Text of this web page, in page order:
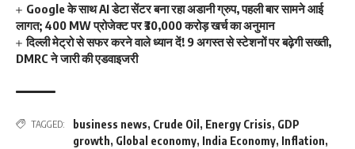
Google के साथ AI डेटा सेंटर बना रहा अडानी ग्रुप, पहली बार सामने आई
लागत; 400 MW प्रोजेक्ट पर ₹30,000 करोड़ खर्च का अनुमान
दिल्ली मेट्रो से सफर करने वाले ध्यान दें! 9 अगस्त से स्टेशनों पर बढ़ेगी सख्ती,
DMRC ने जारी की एडवाइजरी
TAGGED: business news, Crude Oil , Energy Crisis, GDP
growth, Global economy, India Economy, Inflation,